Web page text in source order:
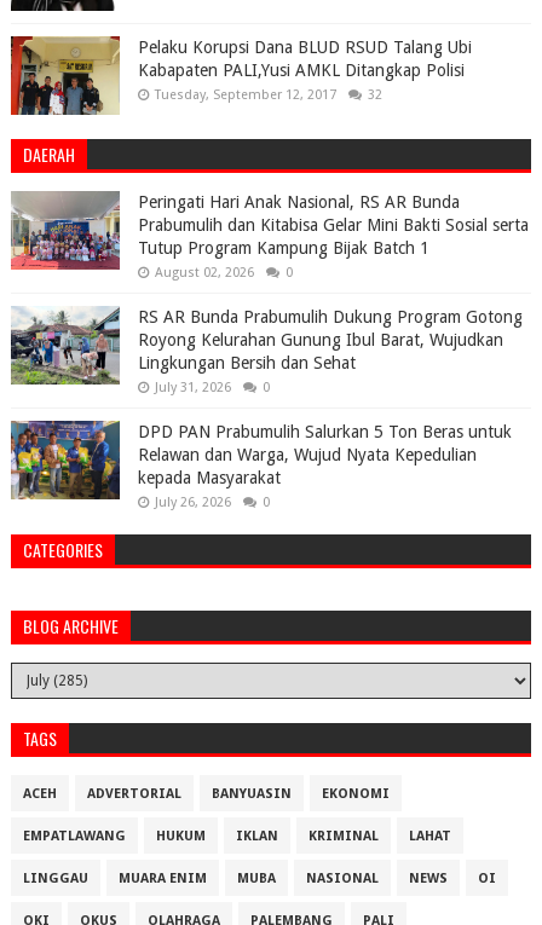
Pelaku Korupsi Dana BLUD RSUD Talang Ubi
Kabapaten PALI,Yusi AMKL Ditangkap Polisi
Tuesday, September 12, 2017 32
DAERAH
Peringati Hari Anak Nasional, RS AR Bunda
Prabumulih dan Kitabisa Gelar Mini Bakti Sosial serta
Tutup Program Kampung Bijak Batch 1
August 02, 2026 0
RS AR Bunda Prabumulih Dukung Program Gotong
Royong Kelurahan Gunung Ibul Barat, Wujudkan
Lingkungan Bersih dan Sehat
July 31, 2026 0
DPD PAN Prabumulih Salurkan 5 Ton Beras untuk
Relawan dan Warga, Wujud Nyata Kepedulian
kepada Masyarakat
July 26, 2026 0
CATEGORIES
BLOG ARCHIVE
TAGS
ACEH ADVERTORIAL BANYUASIN EKONOMI
EMPATLAWANG HUKUM IKLAN KRIMINAL LAHAT
LINGGAU MUARA ENIM MUBA NASIONAL NEWS OI
OKI OKUS OLAHRAGA PALEMBANG PALI